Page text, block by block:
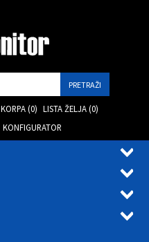
KORPA (0) LISTA ŽELJA (0)
KONFIGURATOR